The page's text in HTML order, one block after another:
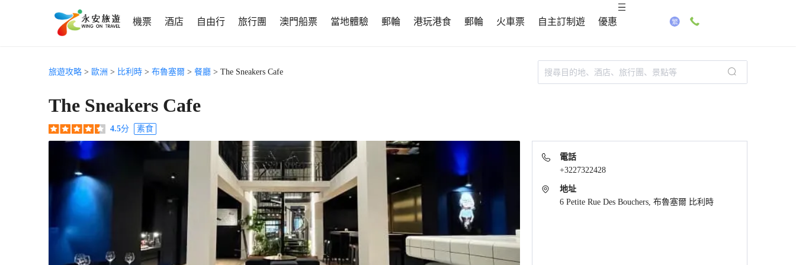
機票 酒店 自由行 旅行團 澳門船票 當地體驗 郵輪 港玩港食 郵輪 火車票 自主訂制遊 優惠
旅遊攻略 > 歐洲 > 比利時 > 布魯塞爾 > 餐廳 > The Sneakers Cafe
The Sneakers Cafe
4.5分 素食
電話
+3227322428
地址
6 Petite Rue Des Bouchers, 布魯塞爾 比利時